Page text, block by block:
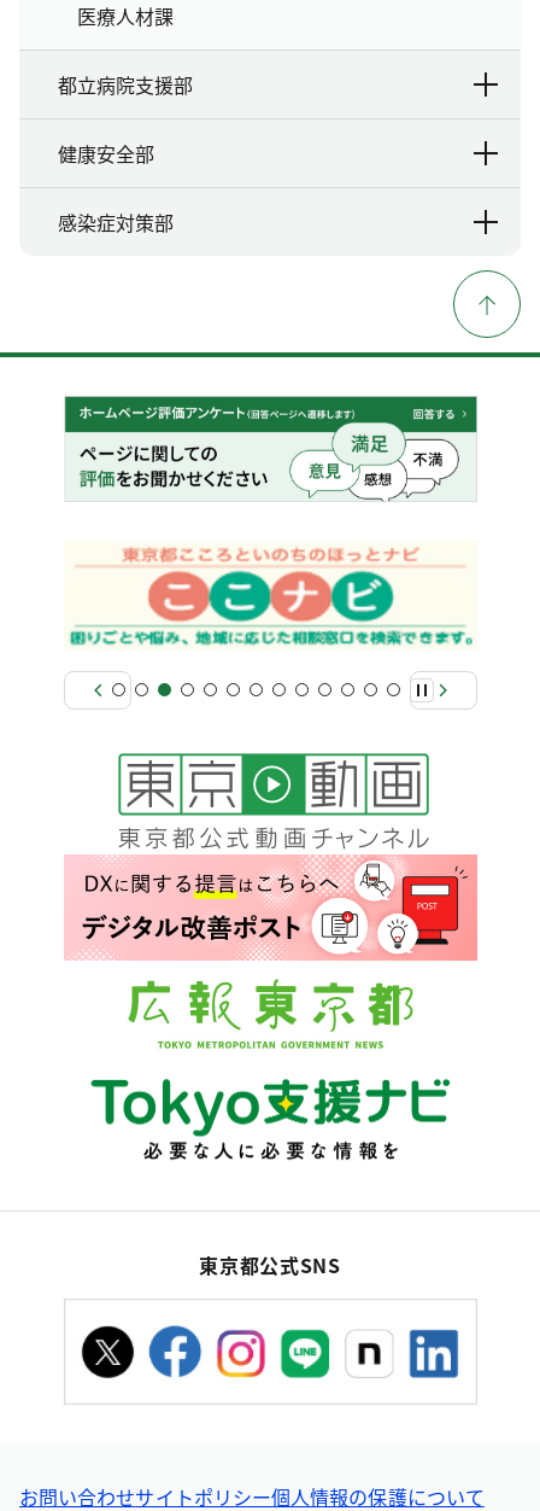
医療人材課
都立病院支援部
健康安全部
感染症対策部
東京都公式SNS
お問い合わせサイトポリシー個人情報の保護について